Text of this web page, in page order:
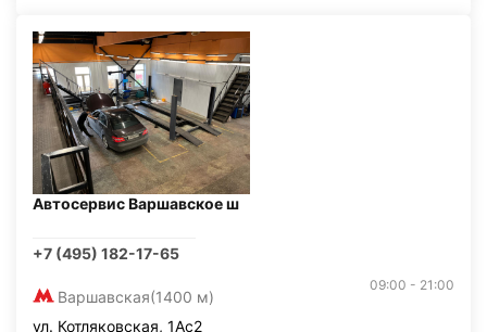
Автосервис Варшавское ш
+7 (495) 182-17-65
Варшавская(1400 м)
09:00 - 21:00
ул. Котляковская, 1Ас2